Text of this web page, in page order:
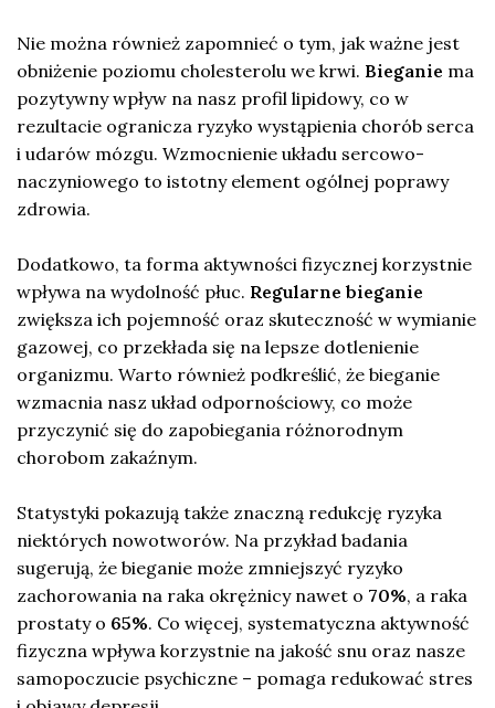
Nie można również zapomnieć o tym, jak ważne jest
obniżenie poziomu cholesterolu we krwi. Bieganie ma
pozytywny wpływ na nasz profil lipidowy, co w
rezultacie ogranicza ryzyko wystąpienia chorób serca
i udarów mózgu. Wzmocnienie układu sercowo-
naczyniowego to istotny element ogólnej poprawy
zdrowia.
Dodatkowo, ta forma aktywności fizycznej korzystnie
wpływa na wydolność płuc. Regularne bieganie
zwiększa ich pojemność oraz skuteczność w wymianie
gazowej, co przekłada się na lepsze dotlenienie
organizmu. Warto również podkreślić, że bieganie
wzmacnia nasz układ odpornościowy, co może
przyczynić się do zapobiegania różnorodnym
chorobom zakaźnym.
Statystyki pokazują także znaczną redukcję ryzyka
niektórych nowotworów. Na przykład badania
sugerują, że bieganie może zmniejszyć ryzyko
zachorowania na raka okrężnicy nawet o 70%, a raka
prostaty o 65%. Co więcej, systematyczna aktywność
fizyczna wpływa korzystnie na jakość snu oraz nasze
samopoczucie psychiczne – pomaga redukować stres